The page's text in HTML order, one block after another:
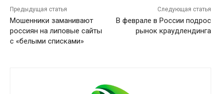
Предыдущая статья
Мошенники заманивают
россиян на липовые сайты
с «белыми списками»
Следующая статья
В феврале в России подрос
рынок краудлендинга